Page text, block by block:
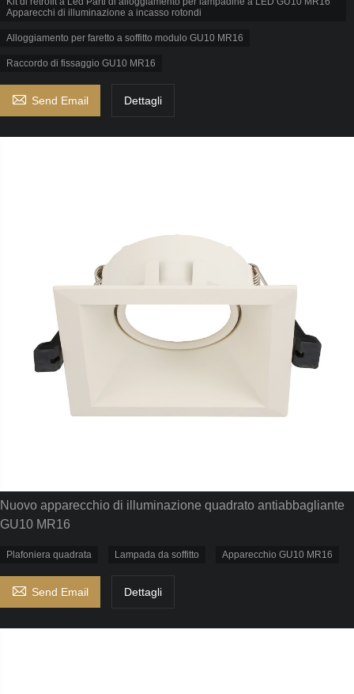
Apparecchi di illuminazione a incasso rotondi
Alloggiamento per faretto a soffitto modulo GU10 MR16
Raccordo di fissaggio GU10 MR16
 Send Email Dettagli
Nuovo apparecchio di illuminazione quadrato antiabbagliante
GU10 MR16
Plafoniera quadrata Lampada da soffitto Apparecchio GU10 MR16
 Send Email Dettagli